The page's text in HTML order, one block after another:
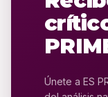
Únete a ES